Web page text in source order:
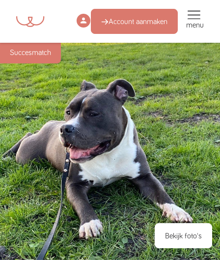
Account aanmaken menu
Succesmatch
Bekijk foto's